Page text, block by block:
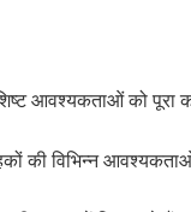
आवश्यकताओं को
की विभिन्न